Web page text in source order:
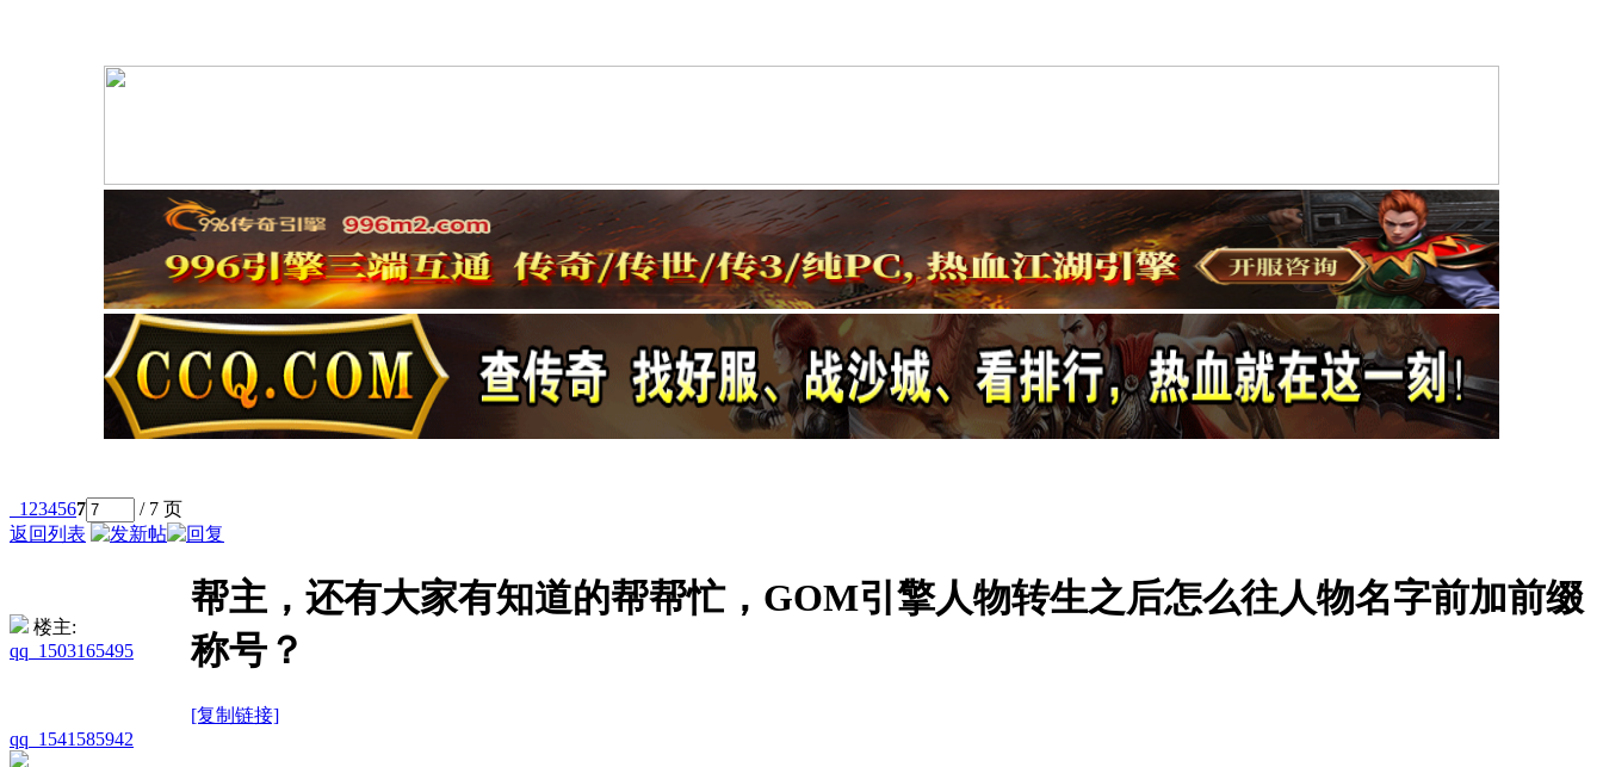
1 234567
/ 7 页
返回列表
楼主:
qq_1503165495
帮主，还有大家有知道的帮帮忙，GOM引擎人物转生之后怎么往人物名字前加前缀
称号？
[复制链接]
qq_1541585942